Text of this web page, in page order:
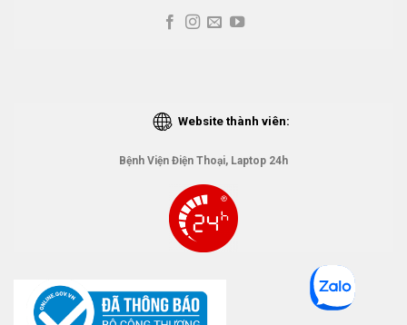
Website thành viên:
Bệnh Viện Điện Thoại, Laptop 24h